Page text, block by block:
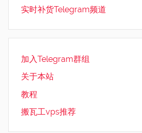
实时补货Telegram频道
加入Telegram群组
关于本站
教程
搬瓦工vps推荐